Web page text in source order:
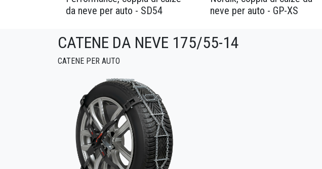
da neve per auto - SD54
neve per auto - GP-XS
CATENE DA NEVE 175/55-14
CATENE PER AUTO